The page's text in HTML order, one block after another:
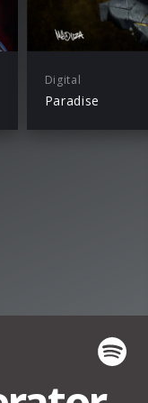
Digital
Paradise